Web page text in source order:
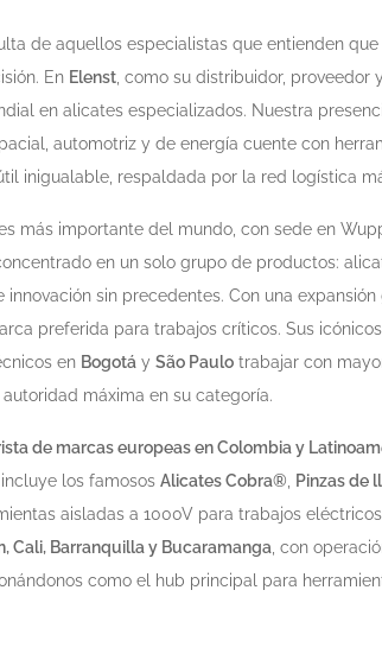
de aquellos especialistas que entienden
En Elenst , como su distribuidor, proveedor y
en alicates especializados. Nuestra
automotriz y de energía cuente con
inigualable, respaldada por la red logística
más importante del mundo, con sede en
en un solo grupo de productos:
sin precedentes. Con una
preferida para trabajos críticos. Sus
en Bogotá ySão Paulo trabajar con
máxima en su categoría.
de marcas europeas en Colombia y
incluye los famososAlicates Cobra® Pinzas de
aisladas a 1000V para trabajos
Cali, Barranquilla y Bucaramanga , con
como el hub principal para